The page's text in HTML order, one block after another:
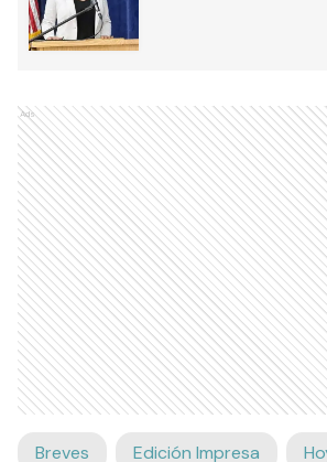
Ads
Breves Edición Impresa